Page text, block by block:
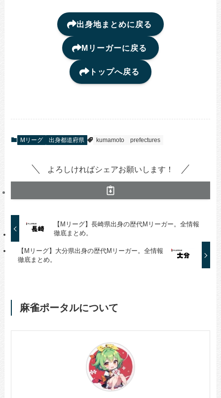
出身地まとめに戻る
Mリーガーに戻る
トップへ戻る
Mリーグ 出身都道府県 kumamoto prefectures
よろしければシェアお願いします！
【Mリーグ】長崎県出身の歴代Mリーガー。全情報
徹底まとめ。
【Mリーグ】大分県出身の歴代Mリーガー。全情報
徹底まとめ。
麻雀ポータルについて